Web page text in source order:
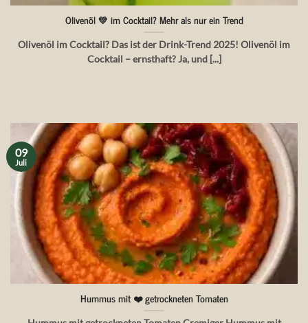
Olivenöl 💛 im Cocktail? Mehr als nur ein Trend
Olivenöl im Cocktail? Das ist der Drink-Trend 2025! Olivenöl im
Cocktail – ernsthaft? Ja, und [...]
Hummus mit ❤️ getrockneten Tomaten
09
Juli